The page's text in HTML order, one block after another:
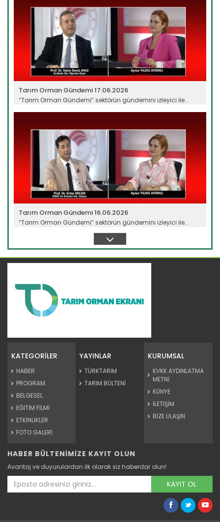
Tarım Orman Gündemi 17.06.2026
“Tarım Orman Gündemi” sektörün gündemini izleyici ile...
Devamını Oku ->
Tarım Orman Gündemi 16.06.2026
“Tarım Orman Gündemi” sektörün gündemini izleyici ile...
Devamını Oku ->
Tarım Orman Gündemi 12.06.2026
“Tarım Orman Gündemi” sektörün gündemini izleyici ile...
Devamını Oku ->
KATEGORİLER
HABER
PROGRAM
BELGESEL
EĞİTİM FİLMİ
ETKİNLİKLER
FOTO GALERİ
YAYINLAR
TÜRKTARIM
TARIM BÜLTENİ
KURUMSAL
KVKK AYDINLATMA
METNİ
KÜNYE
İLETİŞİM
BİZE ULAŞIN
HABER BÜLTENİMİZE KAYIT OLUN
Avantaj ve duyurulardan ilk olarak siz haberdar olun!
KAYIT OL